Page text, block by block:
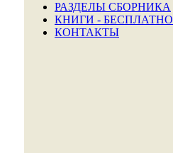
РАЗДЕЛЫ СБОРНИКА
КНИГИ - БЕСПЛАТНО
КОНТАКТЫ